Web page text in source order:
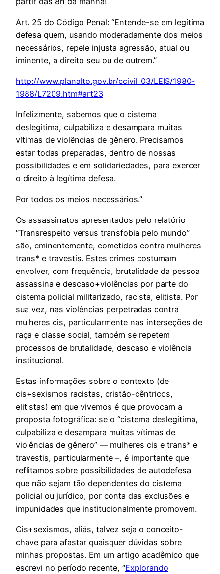
Art. 25 do Código Penal: “Entende-se em legítima
defesa quem, usando moderadamente dos meios
necessários, repele injusta agressão, atual ou
iminente, a direito seu ou de outrem.”
http://www.planalto.gov.br/ccivil_03/LEIS/1980-
1988/L7209.htm#art23
Infelizmente, sabemos que o cistema
deslegitima, culpabiliza e desampara muitas
vítimas de violências de gênero. Precisamos
estar todas preparadas, dentro de nossas
possibilidades e em solidariedades, para exercer
o direito à legítima defesa.
Por todos os meios necessários.”
Os assassinatos apresentados pelo relatório
“Transrespeito versus transfobia pelo mundo”
são, eminentemente, cometidos contra mulheres
trans* e travestis. Estes crimes costumam
envolver, com frequência, brutalidade da pessoa
assassina e descaso+violências por parte do
cistema policial militarizado, racista, elitista. Por
sua vez, nas violências perpetradas contra
mulheres cis, particularmente nas interseções de
raça e classe social, também se repetem
processos de brutalidade, descaso e violência
institucional.
Estas informações sobre o contexto (de
cis+sexismos racistas, cristão-cêntricos,
elitistas) em que vivemos é que provocam a
proposta fotográfica: se o “cistema deslegitima,
culpabiliza e desampara muitas vítimas de
violências de gênero” — mulheres cis e trans* e
travestis, particularmente –, é importante que
reflitamos sobre possibilidades de autodefesa
que não sejam tão dependentes do cistema
policial ou jurídico, por conta das exclusões e
impunidades que institucionalmente promovem.
Cis+sexismos, aliás, talvez seja o conceito-
chave para afastar quaisquer dúvidas sobre
minhas propostas. Em um artigo acadêmico que
escrevi no período recente, “Explorando